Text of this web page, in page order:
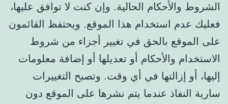
الشروط والأحكام الحالية. وإن كنت لا توافق عليها،
فعليك عدم استخدام هذا الموقع. ويحتفظ القائمون
على الموقع بالحق في تغيير أجزاء من شروط
الاستخدام والأحكام أو تعديلها أو إضافة معلومات
إليها، أو إزالتها في أي وقت. وتصبح التغييرات
سارية النفاذ عندما يتم نشرها على الموقع دون